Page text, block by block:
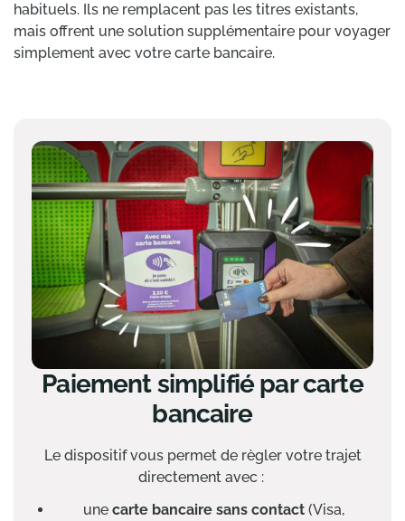
habituels. Ils ne remplacent pas les titres existants,
mais offrent une solution supplémentaire pour voyager
simplement avec votre carte bancaire.
Paiement simplifié par carte
bancaire
Le dispositif vous permet de règler votre trajet
directement avec :
une carte bancaire sans contact(Visa,